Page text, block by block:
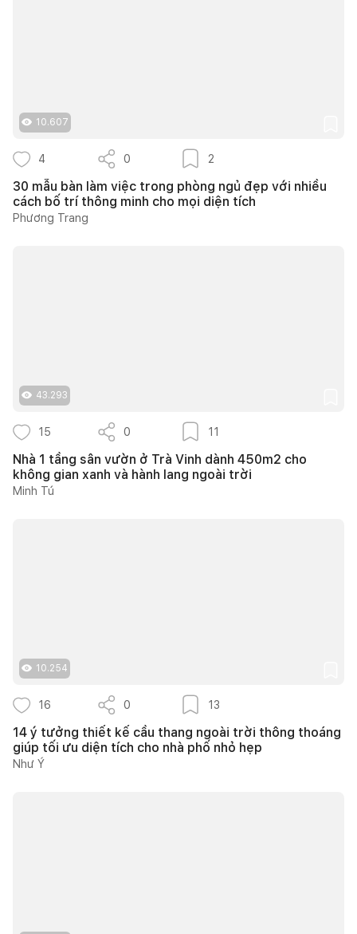
10.607
4 0 2
30 mẫu bàn làm việc trong phòng ngủ đẹp với nhiều
cách bố trí thông minh cho mọi diện tích
Phương Trang
43.293
15 0 11
Nhà 1 tầng sân vườn ở Trà Vinh dành 450m2 cho
không gian xanh và hành lang ngoài trời
Minh Tú
10.254
16 0 13
14 ý tưởng thiết kế cầu thang ngoài trời thông thoáng
giúp tối ưu diện tích cho nhà phố nhỏ hẹp
Như Ý